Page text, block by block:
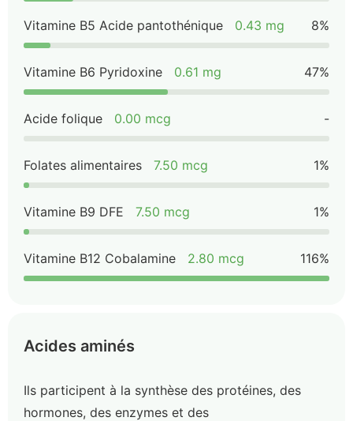
Vitamine B5 Acide pantothénique 0.43 mg 8%
Vitamine B6 Pyridoxine 0.61 mg 47%
Acide folique 0.00 mcg -
Folates alimentaires 7.50 mcg 1%
Vitamine B9 DFE 7.50 mcg 1%
Vitamine B12 Cobalamine 2.80 mcg 116%
Acides aminés
Ils participent à la synthèse des protéines, des
hormones, des enzymes et des